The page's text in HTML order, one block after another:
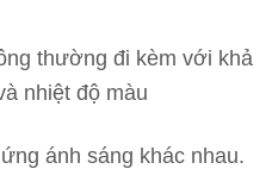
thường đi kèm với khả
nhiệt độ màu
ánh sáng khác nhau.